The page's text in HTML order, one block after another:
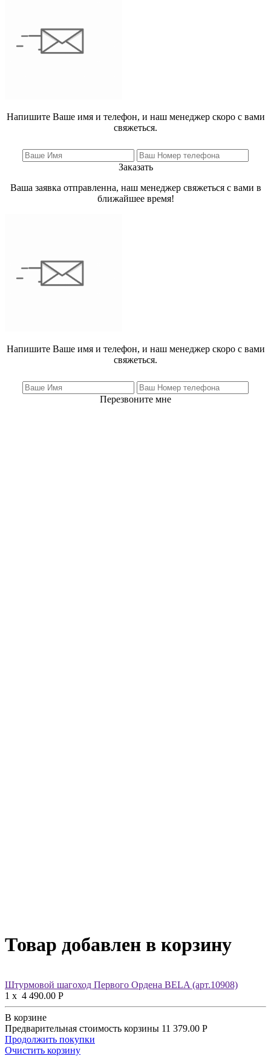
Напишите Ваше имя и телефон, и наш менеджер скоро с вами
свяжеться.
Заказать
Ваша заявка отправленна, наш менеджер свяжеться с вами в
ближайшее время!
Напишите Ваше имя и телефон, и наш менеджер скоро с вами
свяжеться.
Перезвоните мне
Товар добавлен в корзину
Штурмовой шагоход Первого Ордена BELA (арт.10908)
1 x 4 490.00 Р
В корзине
Предварительная стоимость корзины 11 379.00 Р
Продолжить покупки
Очистить корзину